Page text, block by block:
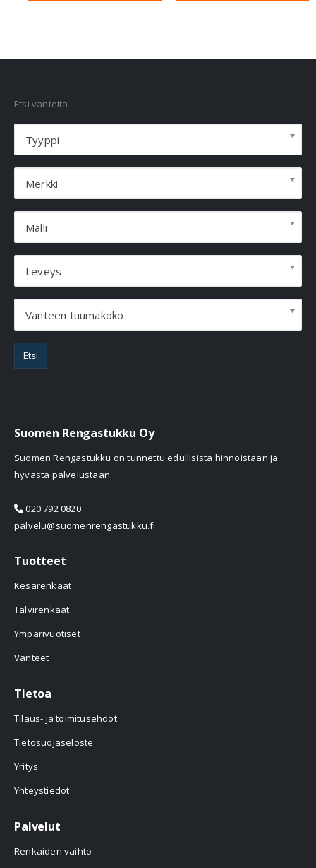
Etsi vanteita
Tyyppi
Merkki
Malli
Leveys
Vanteen tuumakoko
Etsi
Suomen Rengastukku Oy
Suomen Rengastukku on tunnettu edullisista hinnoistaan ja
hyvästä palvelustaan.
020 792 0820
palvelu@suomenrengastukku.fi
Tuotteet
Kesärenkaat
Talvirenkaat
Ympärivuotiset
Vanteet
Tietoa
Tilaus- ja toimitusehdot
Tietosuojaseloste
Yritys
Yhteystiedot
Palvelut
Renkaiden vaihto